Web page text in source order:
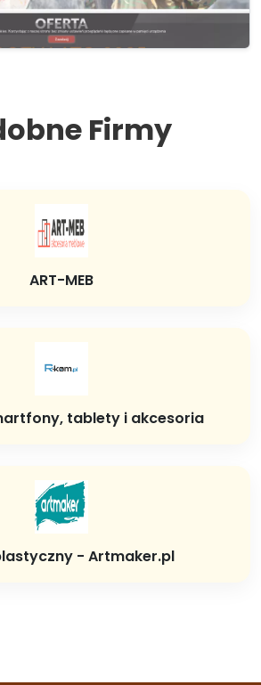
Firmy
ART-MEB
tablety i akcesoria
- Artmaker.pl